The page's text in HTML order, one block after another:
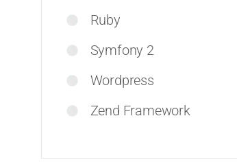
Ruby
Symfony 2
Wordpress
Zend Framework